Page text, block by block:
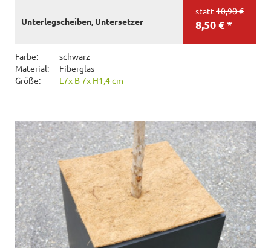
statt 10,90 €
8,50 € *
Unterlegscheiben, Untersetzer
Farbe:
schwarz
Material:
Fiberglas
Größe:
L7x B 7x H1,4 cm